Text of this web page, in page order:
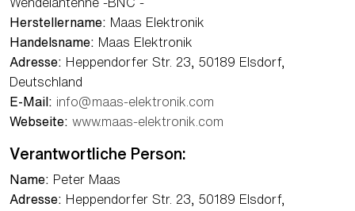
Herstellername: Maas Elektronik
Handelsname: Maas Elektronik
Adresse: Heppendorfer Str. 23, 50189 Elsdorf,
Deutschland
E-Mail: info@maas-elektronik.com
Webseite: www.maas-elektronik.com
Verantwortliche Person:
Name: Peter Maas
Adresse: Heppendorfer Str. 23, 50189 Elsdorf,